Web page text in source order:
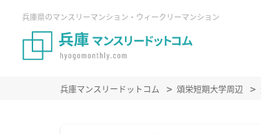
兵庫県のマンスリーマンション・ウィークリーマンション
兵庫マンスリードットコム 頌栄短期大学周辺